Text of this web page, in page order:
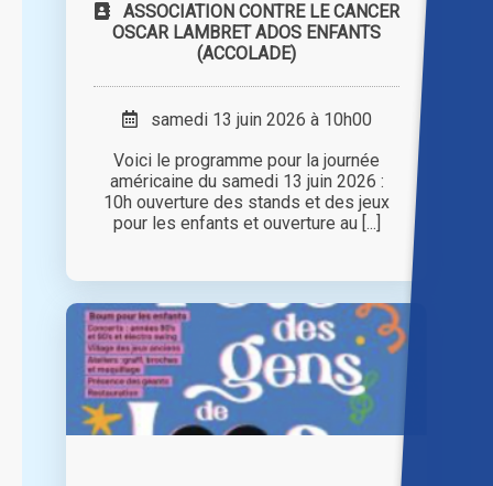
ASSOCIATION CONTRE LE CANCER
OSCAR LAMBRET ADOS ENFANTS
(ACCOLADE)
samedi 13 juin 2026 à 10h00
Voici le programme pour la journée
américaine du samedi 13 juin 2026 :
10h ouverture des stands et des jeux
pour les enfants et ouverture au [...]